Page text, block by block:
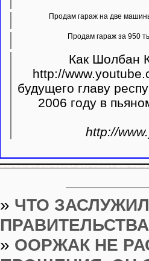
Продам гараж на две
Продам гараж за 950
Как Шолбан
http://www.youtube.com/
будущего главу
2006 году в
http://
» ЧТО
» ООРЖАК НЕ